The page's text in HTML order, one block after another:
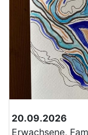
20.09.2026
Erwachsene,